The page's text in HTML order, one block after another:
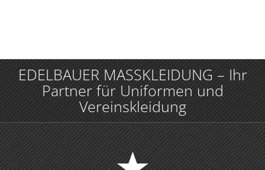
EDELBAUER MASSKLEIDUNG – Ihr
Partner für Uniformen und
Vereinskleidung